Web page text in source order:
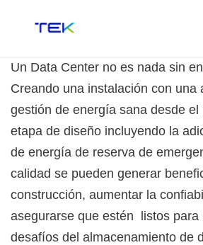
Un Data Center no es nada sin
Creando una instalación con una
gestión de energía sana desde el
etapa de diseño incluyendo la
de energía de reserva de
calidad se pueden generar
construcción, aumentar la
asegurarse que estén listos para
desafíos del almacenamiento de